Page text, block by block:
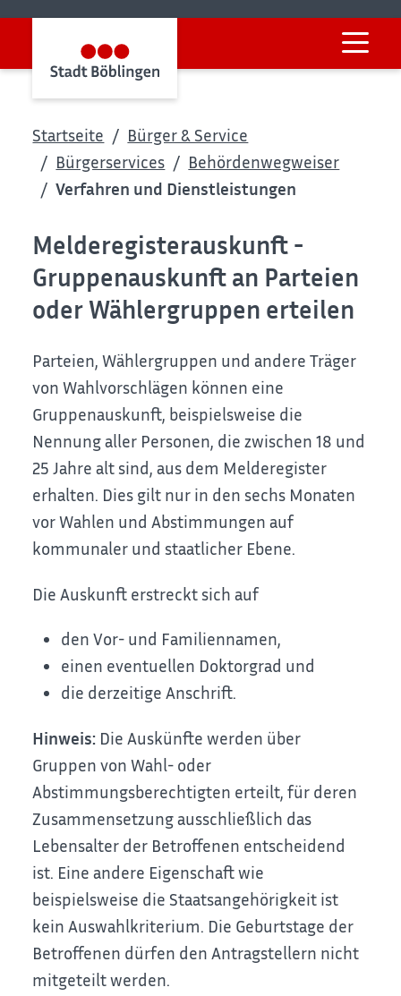
Startseite
Bürger & Service
Bürgerservices
Behördenwegweiser
Verfahren und Dienstleistungen
Melderegisterauskunft -
Gruppenauskunft an Parteien
oder Wählergruppen erteilen
Parteien, Wählergruppen und andere Träger
von Wahlvorschlägen können eine
Gruppenauskunft, beispielsweise die
Nennung aller Personen, die zwischen 18 und
25 Jahre alt sind, aus dem Melderegister
erhalten. Dies gilt nur in den sechs Monaten
vor Wahlen und Abstimmungen auf
kommunaler und staatlicher Ebene.
Die Auskunft erstreckt sich auf
den Vor- und Familiennamen,
einen eventuellen Doktorgrad und
die derzeitige Anschrift.
Hinweis: Die Auskünfte werden über
Gruppen von Wahl- oder
Abstimmungsberechtigten erteilt, für deren
Zusammensetzung ausschließlich das
Lebensalter der Betroffenen entscheidend
ist. Eine andere Eigenschaft wie
beispielsweise die Staatsangehörigkeit ist
kein Auswahlkriterium. Die Geburtstage der
Betroffenen dürfen den Antragstellern nicht
mitgeteilt werden.